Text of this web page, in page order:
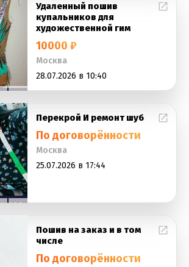
Удаленный пошив
купальников для
художественной гим
10000 ₽
Москва
28.07.2026 в 10:40
Перекрой И ремонт шуб
По договорённости
Москва
25.07.2026 в 17:44
Пошив на заказ и в том
числе
По договорённости